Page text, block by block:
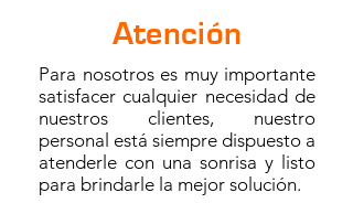
Atención
Para nosotros es muy importante
satisfacer cualquier necesidad de
nuestros clientes, nuestro
personal está siempre dispuesto a
atenderle con una sonrisa y listo
para brindarle la mejor solución.